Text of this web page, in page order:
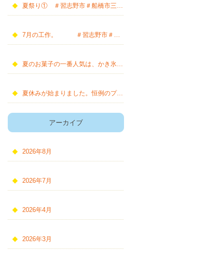
夏祭り① ＃習志野市＃船橋市三山＃船橋市田喜野井＃船橋市前原＃千葉市花見川区＃千葉市稲毛区＃千葉市美浜区＃発達障害＃不登校＃療育＃障がい福祉＃ADHD#多動性＃自閉症＃発達支援
7月の工作。 ＃習志野市＃船橋市三山＃船橋市田喜野井＃船橋市前原＃千葉市花見川区＃千葉市稲毛区＃千葉市美浜区＃発達障害＃不登校＃療育＃障がい福祉＃ADHD#多動性＃自閉症＃発達支援
夏のお菓子の一番人気は、かき氷。 ＃習志野市＃船橋市三山＃船橋市田喜野井＃船橋市前原＃千葉市花見川区＃千葉市稲毛区＃千葉市美浜区＃発達障害＃不登校＃療育＃障がい福祉＃ADHD#多動性＃自閉症＃発達支援
夏休みが始まりました。恒例のプール遊び。 ＃習志野市＃船橋市三山＃船橋市田喜野井＃船橋市前原＃千葉市花見川区＃千葉市稲毛区＃千葉市美浜区＃発達障害＃不登校＃療育＃障がい福祉＃ADHD#多動性＃自閉症＃発達支援
アーカイブ
2026年8月
2026年7月
2026年4月
2026年3月